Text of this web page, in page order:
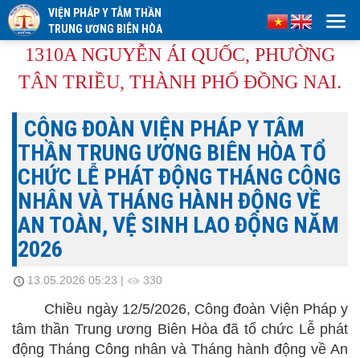
VIỆN PHÁP Y TÂM THẦN
TRUNG ƯƠNG BIÊN HÒA
1310A NGUYỄN ÁI QUỐC, PHƯỜNG
TÂN TRIỀU, THÀNH PHỐ ĐỒNG NAI.
CÔNG ĐOÀN VIỆN PHÁP Y TÂM
THẦN TRUNG ƯƠNG BIÊN HÒA TỔ
CHỨC LỄ PHÁT ĐỘNG THÁNG CÔNG
NHÂN VÀ THÁNG HÀNH ĐỘNG VỀ
AN TOÀN, VỆ SINH LAO ĐỘNG NĂM
2026
13.05.2026 05:23 | 330
Chiều ngày 12/5/2026, Công đoàn Viện Pháp y
tâm thần Trung ương Biên Hòa đã tổ chức Lễ phát
động Tháng Công nhân và Tháng hành động về An